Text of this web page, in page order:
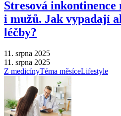
Stresová inkontinence
i mužů. Jak vypadají
léčby?
11. srpna 2025
11. srpna 2025
Z medicínyTéma měsíceLifestyle